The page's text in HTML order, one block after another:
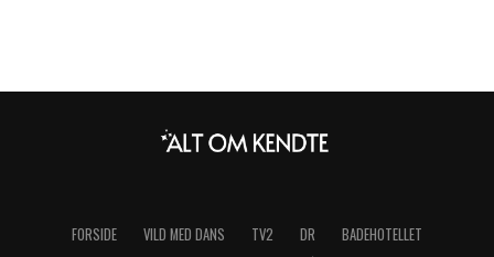
FORSIDE VILD MED DANS TV2 DR
BADEHOTELLET